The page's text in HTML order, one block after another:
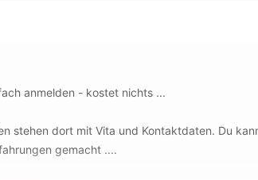
anmelden - kostet nichts ...
stehen dort mit Vita und Kontaktdaten. Du
gemacht ....